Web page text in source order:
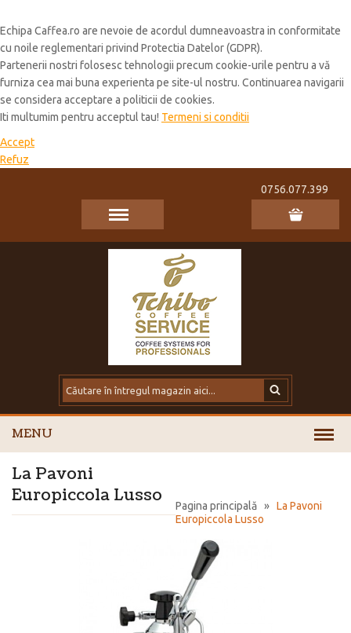
Echipa Caffea.ro are nevoie de acordul dumneavoastra in conformitate
cu noile reglementari privind Protectia Datelor (GDPR).
Partenerii nostri folosesc tehnologii precum cookie-urile pentru a vă
furniza cea mai buna experienta pe site-ul nostru. Continuarea navigarii
se considera acceptare a politicii de cookies.
Iti multumim pentru acceptul tau! Termeni si conditii
Accept
Refuz
0756.077.399
MENU
Pagina principală » La Pavoni
Europiccola Lusso
La Pavoni
Europiccola Lusso